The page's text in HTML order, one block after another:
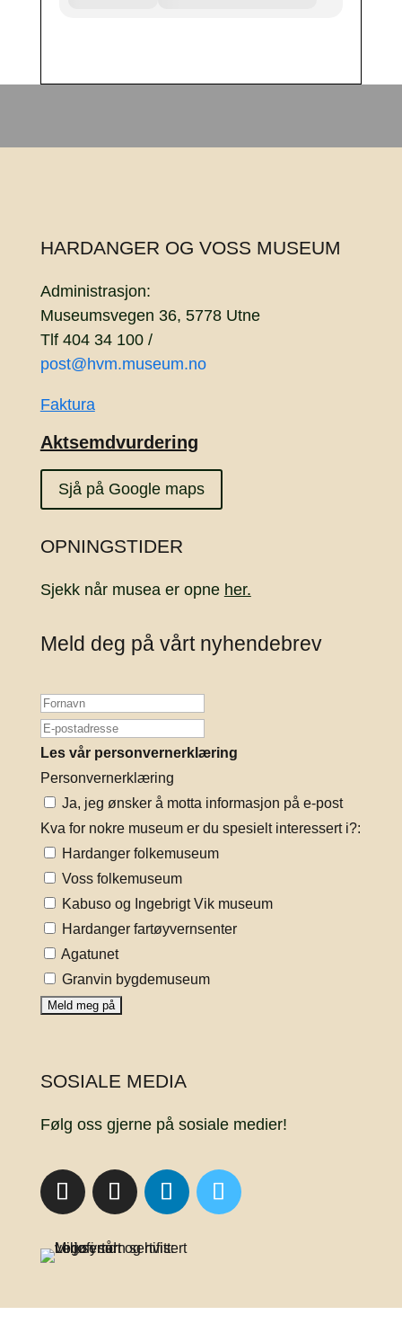
HARDANGER OG VOSS MUSEUM
Administrasjon:
Museumsvegen 36, 5778 Utne
Tlf 404 34 100 /
post@hvm.museum.no
Faktura
Aktsemdvurdering
Sjå på Google maps
OPNINGSTIDER
Sjekk når musea er opne her.
Meld deg på vårt nyhendebrev
Les vår personvernerklæring
Personvernerklæring
Ja, jeg ønsker å motta informasjon på e-post
Kva for nokre museum er du spesielt interessert i?:
Hardanger folkemuseum
Voss folkemuseum
Kabuso og Ingebrigt Vik museum
Hardanger fartøyvernsenter
Agatunet
Granvin bygdemuseum
SOSIALE MEDIA
Følg oss gjerne på sosiale medier!